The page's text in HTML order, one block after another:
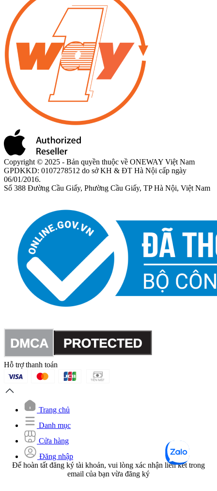
Copyright © 2025 - Bản quyền thuộc về ONEWAY Việt Nam
GPDKKD: 0107278512 do sở KH & ĐT Hà Nội cấp ngày
06/01/2016.
Số 388 Đường Cầu Giấy, Phường Cầu Giấy, TP Hà Nội, Việt Nam
Hỗ trợ thanh toán
Trang chủ
Danh mục
Cửa hàng
Đăng nhập
Để hoàn tất đăng ký tài khoản, vui lòng xác nhận liên kết trong
email của bạn vừa đăng ký